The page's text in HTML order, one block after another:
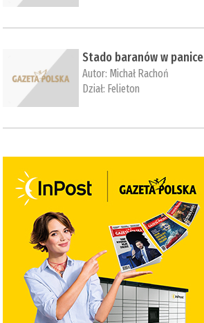
Stado baranów w panice
Autor: Michał Rachoń
Dział: Felieton